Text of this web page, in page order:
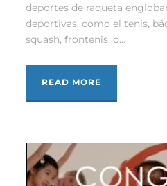
deportes de raqueta
deportivas, como el tenis,
squash, frontenis, o...
READ MORE